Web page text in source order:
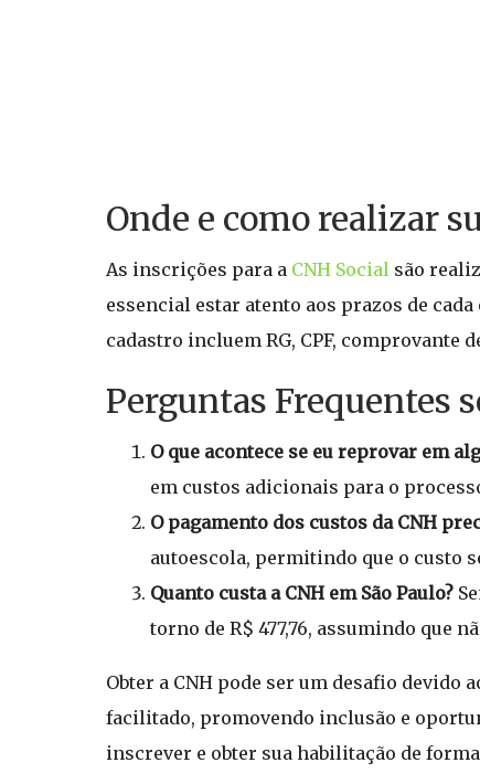
Onde e como realizar
As inscrições para a CNH Social são
essencial estar atento aos prazos de
cadastro incluem RG, CPF, comprovante
Perguntas Frequentes
O que acontece se eu reprovar em
em custos adicionais para o
O pagamento dos custos da CNH
autoescola, permitindo que o custo
Quanto custa a CNH em São Paulo?
torno de R$ 477,76, assumindo que
Obter a CNH pode ser um desafio devido
facilitado, promovendo inclusão e
inscrever e obter sua habilitação de